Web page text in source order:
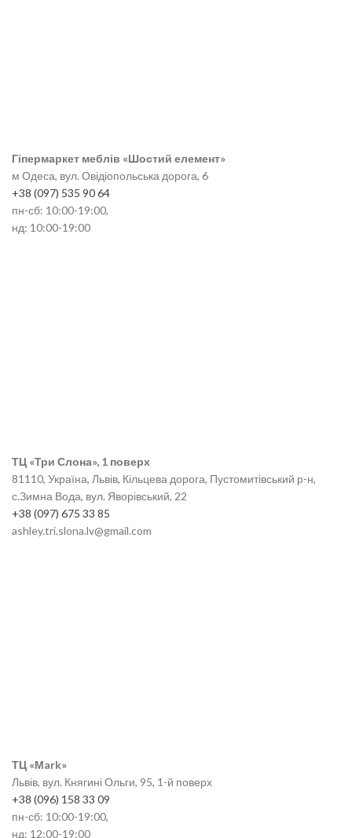
Гіпермаркет меблів «Шостий елемент»
м Одеса, вул. Овідіопольська дорога, 6
+38 (097) 535 90 64
пн-сб: 10:00-19:00,
нд: 10:00-19:00
ТЦ «Три Слона», 1 поверх
81110, Україна, Львів, Кільцева дорога, Пустомитівський р-н,
с.Зимна Вода, вул. Яворівський, 22
+38 (097) 675 33 85
ashley.tri.slona.lv@gmail.com
ТЦ «Мark»
Львів, вул. Княгині Ольги, 95, 1-й поверх
+38 (096) 158 33 09
пн-сб: 10:00-19:00,
нд: 12:00-19:00